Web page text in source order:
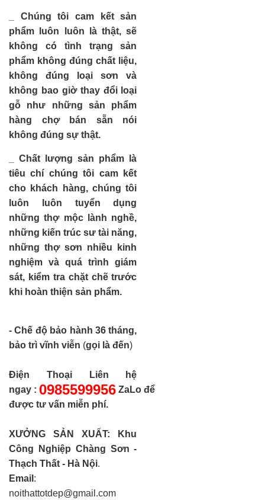
_ Chúng tôi cam kết sản
phẩm luôn luôn là thật, sẽ
không có tình trạng sản
phẩm không đúng chất liệu,
không đúng loại sơn và
không bao giờ thay đổi loại
gỗ như những sản phẩm
hàng chợ bán sẵn nói
không đúng sự thật.
_ Chất lượng sản phẩm là
tiêu chí chúng tôi cam kết
cho khách hàng, chúng tôi
luôn luôn tuyển dụng
những thợ mộc lành nghề,
những kiến trúc sư tài năng,
những thợ sơn nhiều kinh
nghiệm và quá trình giám
sát, kiểm tra chặt chẽ trước
khi hoàn thiện sản phẩm.
- Chế độ bảo hành 36 tháng,
bảo trì vĩnh viễn (gọi là đến)
Điện Thoại Liên hệ
ngay : 0985599956 ZaLo để
được tư vấn miễn phí.
XƯỞNG SẢN XUẤT: Khu
Công Nghiệp Chàng Sơn -
Thạch Thất - Hà Nội.
Email :
noithattotdep@gmail.com